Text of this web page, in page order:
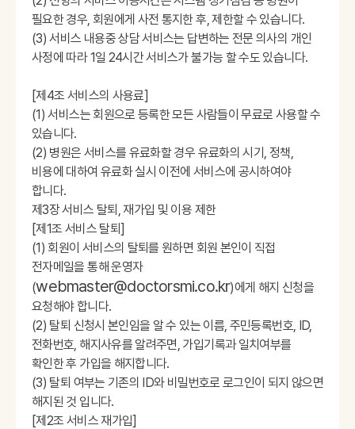
필요한 경우, 회원에게 사전 통지한 후, 제한할 수 있습니다.
(3) 서비스 내용중 상담 서비스는 답변하는 전문 의사의 개인
사정에 따라 1일 24시간 서비스가 불가능 할 수도 있습니다.
[제4조 서비스의 사용료]
(1) 서비스는 회원으로 등록한 모든 사람들이 무료로 사용할 수
있습니다.
(2) 병원은 서비스를 유료화할 경우 유료화의 시기, 정책,
비용에 대하여 유료화 실시 이전에 서비스에 공시하여야
합니다.
제3장 서비스 탈퇴, 재가입 및 이용 제한
[제1조 서비스 탈퇴]
(1) 회원이 서비스의 탈퇴를 원하면 회원 본인이 직접
전자메일을 통해 운영자
(webmaster@doctorsmi.co.kr)에게 해지 신청을
요청해야 합니다.
(2) 탈퇴 신청시 본인임을 알 수 있는 이름, 주민등록번호, ID,
전화번호, 해지사유를 알려주면, 가입기록과 일치여부를
확인한 후 가입을 해지합니다.
(3) 탈퇴 여부는 기존의 ID와 비밀번호로 로그인이 되지 않으면
해지된 것 입니다.
[제2조 서비스 재가입]